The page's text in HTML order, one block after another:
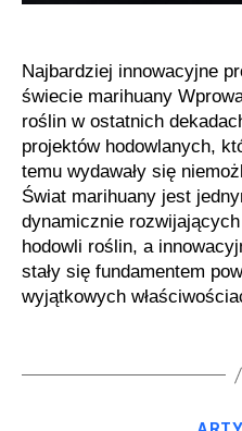
Najbardziej innowacyjne
świecie marihuany
roślin w ostatnich
projektów hodowlanych,
temu wydawały się
Świat marihuany jest
dynamicznie
hodowli roślin, a
stały się fundamentem
wyjątkowych